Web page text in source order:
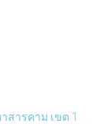
ารคาม เขต 1